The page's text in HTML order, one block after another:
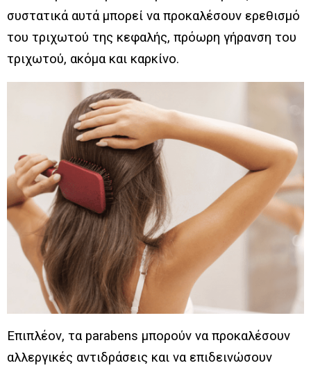
συστατικά αυτά μπορεί να προκαλέσουν ερεθισμό
του τριχωτού της κεφαλής, πρόωρη γήρανση του
τριχωτού, ακόμα και καρκίνο.
Επιπλέον, τα parabens μπορούν να προκαλέσουν
αλλεργικές αντιδράσεις και να επιδεινώσουν